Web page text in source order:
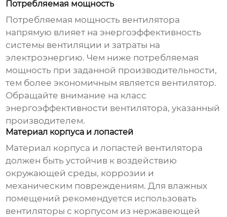
Потребляемая мощность
Потребляемая мощность вентилятора
напрямую влияет на энергоэффективность
системы вентиляции и затраты на
электроэнергию. Чем ниже потребляемая
мощность при заданной производительности,
тем более экономичным является вентилятор.
Обращайте внимание на класс
энергоэффективности вентилятора, указанный
производителем.
Материал корпуса и лопастей
Материал корпуса и лопастей вентилятора
должен быть устойчив к воздействию
окружающей среды, коррозии и
механическим повреждениям. Для влажных
помещений рекомендуется использовать
вентиляторы с корпусом из нержавеющей